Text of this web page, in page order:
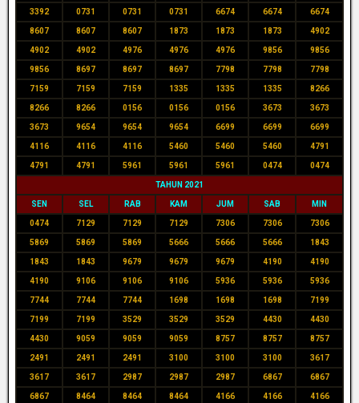
3392 0731 0731 0731 6674 6674 6674
8607 8607 8607 1873 1873 1873 4902
4902 4902 4976 4976 4976 9856 9856
9856 8697 8697 8697 7798 7798 7798
7159 7159 7159 1335 1335 1335 8266
8266 8266 0156 0156 0156 3673 3673
3673 9654 9654 9654 6699 6699 6699
4116 4116 4116 5460 5460 5460 4791
4791 4791 5961 5961 5961 0474 0474
TAHUN 2021
SEN SEL RAB KAM JUM SAB MIN
0474 7129 7129 7129 7306 7306 7306
5869 5869 5869 5666 5666 5666 1843
1843 1843 9679 9679 9679 4190 4190
4190 9106 9106 9106 5936 5936 5936
7744 7744 7744 1698 1698 1698 7199
7199 7199 3529 3529 3529 4430 4430
4430 9059 9059 9059 8757 8757 8757
2491 2491 2491 3100 3100 3100 3617
3617 3617 2987 2987 2987 6867 6867
6867 8464 8464 8464 4166 4166 4166